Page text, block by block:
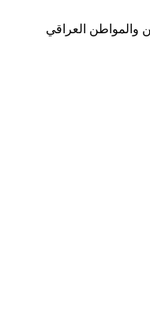
العراقي